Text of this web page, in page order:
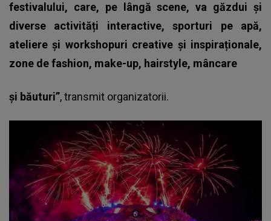
festivalului, care, pe lângă scene, va găzdui și
diverse activități interactive, sporturi pe apă,
ateliere și workshopuri creative și inspiraționale,
zone de fashion, make-up, hairstyle, mâncare
și băuturi”, transmit organizatorii.